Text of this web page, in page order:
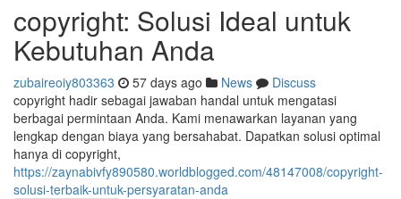
copyright: Solusi Ideal untuk
Kebutuhan Anda
zubaireoiy803363 57 days ago News
Discuss
copyright hadir sebagai jawaban handal untuk mengatasi
berbagai permintaan Anda. Kami menawarkan layanan yang
lengkap dengan biaya yang bersahabat. Dapatkan solusi optimal
hanya di copyright,
https://zaynabivfy890580.worldblogged.com/48147008/copyright-
solusi-terbaik-untuk-persyaratan-anda